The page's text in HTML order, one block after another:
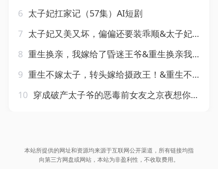
6 太子妃扛家记（57集）AI短剧
7 太子妃又美又坏，偏偏还要装乖顺&太子妃又美又坏偏偏还要装乖顺（98集）AI短剧
8 重生换亲，我嫁给了昏迷王爷&重生换亲我嫁给了昏迷王爷（110集）AI短剧
9 重生不嫁太子，转头嫁给摄政王！&重生不嫁太子转头嫁给摄政王（3集）AI短剧
10 穿成破产太子爷的恶毒前女友之京夜想你（30集）AI短剧
本站所提供的网址和资源均来源于互联网公开渠道，所有链接均指
向第三方网盘或网站，本站为非盈利性，不收取费用。